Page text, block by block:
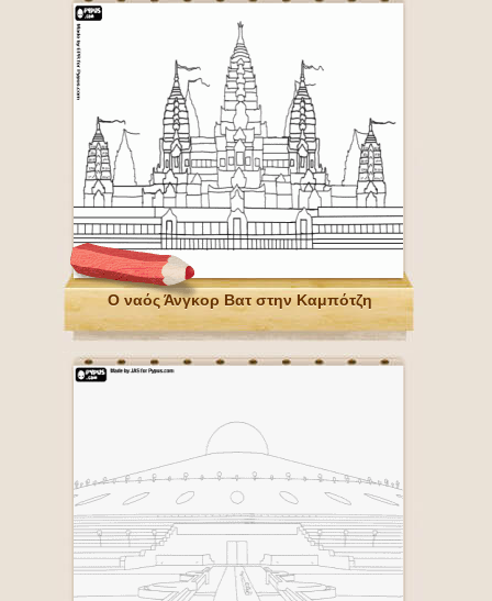
Ο ναός Άνγκορ Βατ στην Καμπότζη